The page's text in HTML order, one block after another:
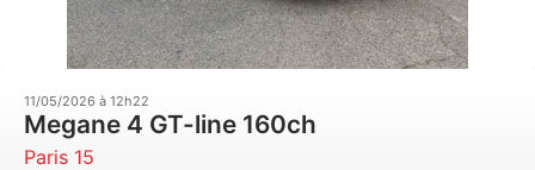
11/05/2026 à 12h22
Megane 4 GT-line 160ch
Paris 15